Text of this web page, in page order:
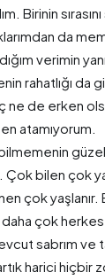
Birinin
da
verimin
rahatlığı da
ne de erken
atamıyorum.
bilen çok
çok
çok
sabrım ve
harici hiçbir